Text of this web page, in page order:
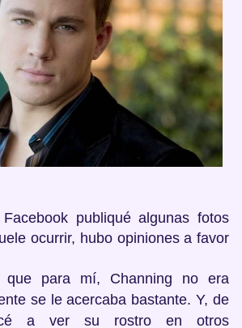
publiqué algunas fotos
ocurrir, hubo opiniones a favor
que para mí, Channing no era
se le acercaba bastante. Y, de
a ver su rostro en otros